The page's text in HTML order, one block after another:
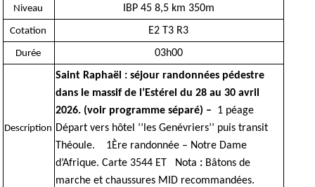
Niveau IBP 45 8,5 km 350m
Cotation E2 T3 R3
Durée 03h00
Description
Saint Raphaël : séjour randonnées pédestre
dans le massif de l’Estérel du 28 au 30 avril
2026. (voir programme séparé) – 1 péage
Départ vers hôtel ‘’les Genévriers’’ puis transit
Théoule. 1Ère randonnée – Notre Dame
d’Afrique. Carte 3544 ET Nota : Bâtons de
marche et chaussures MID recommandées.